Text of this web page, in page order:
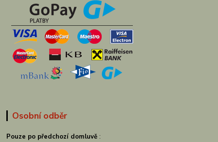
Osobní odběr
Pouze po předchozí domluvě :